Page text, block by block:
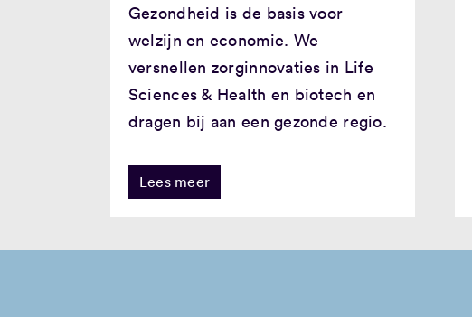
Gezondheid is de basis voor
welzijn en economie. We
versnellen zorginnovaties in Life
Sciences & Health en biotech en
dragen bij aan een gezonde regio.
Lees meer